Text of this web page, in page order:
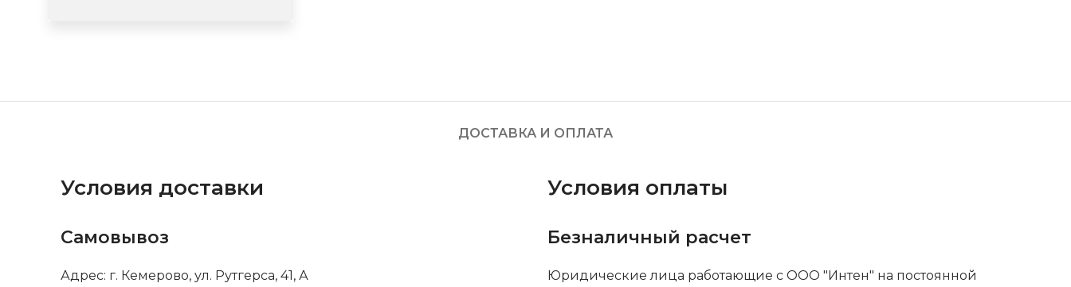
ДОСТАВКА И ОПЛАТА
Условия доставки
Самовывоз
Адрес: г. Кемерово, ул. Рутгерса, 41, А
Условия оплаты
Безналичный расчет
Юридические лица работающие с ООО "Интен" на постоянной